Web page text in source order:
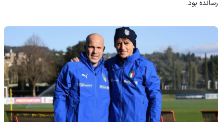
رسانده بود.